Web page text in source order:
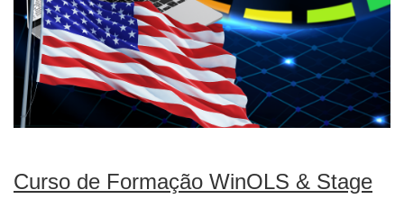
Curso de Formação WinOLS & Stage